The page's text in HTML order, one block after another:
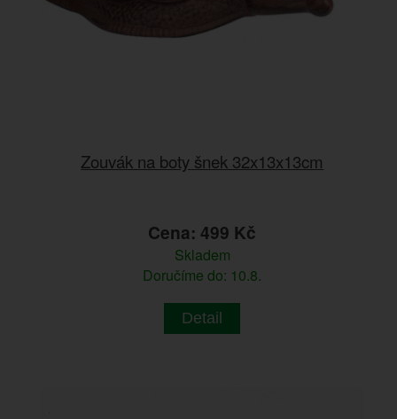
Zouvák na boty šnek 32x13x13cm
Cena: 499 Kč
Skladem
Doručíme do: 10.8.
Detail